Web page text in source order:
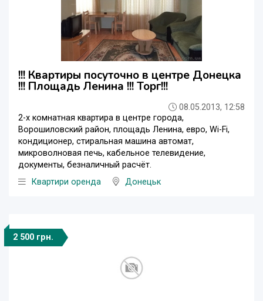
!!! Квартиры посуточно в центре Донецка
!!! Площадь Ленина !!! Торг!!!
08.05.2013, 12:58
2-х комнатная квартира в центре города,
Ворошиловский район, площадь Ленина, евро, Wi-Fi,
кондиционер, стиральная машина автомат,
микроволновая печь, кабельное телевидение,
документы, безналичный расчёт.
Квартири оренда
Донецьк
2 500 грн.